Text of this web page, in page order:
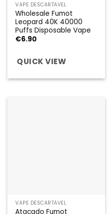
VAPE DESCARTÁVEL
Wholesale Fumot
Leopard 40K 40000
Puffs Disposable Vape
€6.90
QUICK VIEW
VAPE DESCARTÁVEL
Atacado Fumot